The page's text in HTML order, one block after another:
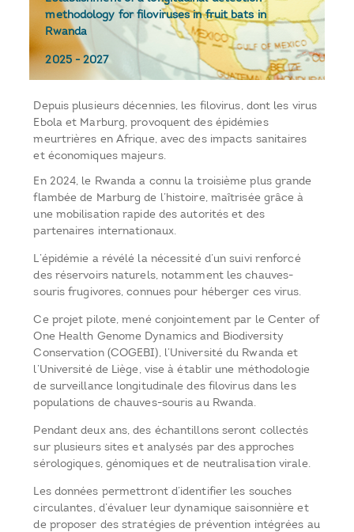
methodology for filoviruses in fruit bats in
Rwanda
2025-2027
Depuis plusieurs décennies, les filovirus, dont les virus
Ebola et Marburg, provoquent des épidémies
meurtrières en Afrique, avec des impacts sanitaires
et économiques majeurs.
En 2024, le Rwanda a connu la troisième plus grande
flambée de Marburg de l’histoire, maîtrisée grâce à
une mobilisation rapide des autorités et des
partenaires internationaux.
L’épidémie a révélé la nécessité d’un suivi renforcé
des réservoirs naturels, notamment les chauves-
souris frugivores, connues pour héberger ces virus.
Ce projet pilote, mené conjointement par le Center of
One Health Genome Dynamics and Biodiversity
Conservation (COGEBI), l’Université du Rwanda et
l’Université de Liège, vise à établir une méthodologie
de surveillance longitudinale des filovirus dans les
populations de chauves-souris au Rwanda.
Pendant deux ans, des échantillons seront collectés
sur plusieurs sites et analysés par des approches
sérologiques, génomiques et de neutralisation virale.
Les données permettront d’identifier les souches
circulantes, d’évaluer leur dynamique saisonnière et
de proposer des stratégies de prévention intégrées au